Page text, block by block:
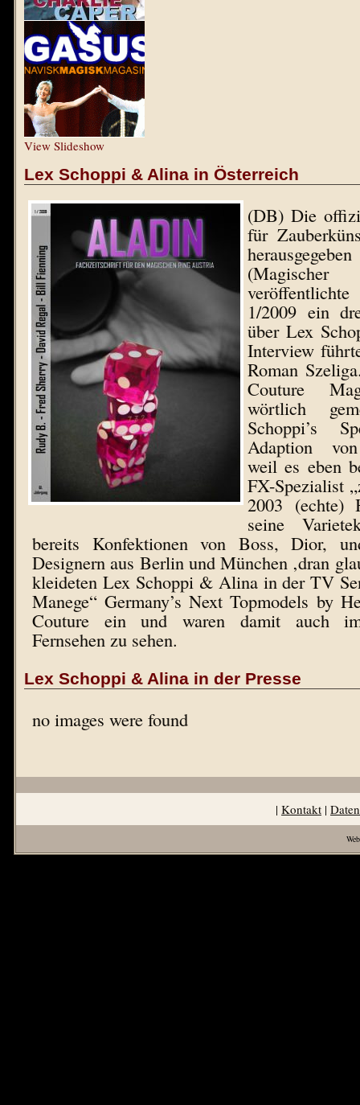
View Slideshow
Lex Schoppi & Alina in Österreich
(DB) Die
für
1/2009 ein
über Lex
Interview
Roman
Couture
wörtlich
Schoppi’s
Adaption
weil es eben
FX-Spezialist
2003 (echte)
seine
bereits Konfektionen von Boss, Dior,
Designern aus Berlin und München ‚dran
kleideten Lex Schoppi & Alina in der TV
Manege“ Germany’s Next Topmodels by
Couture ein und waren damit auch im
Fernsehen zu sehen.
Lex Schoppi & Alina in der Presse
no images were found
| Kontakt |